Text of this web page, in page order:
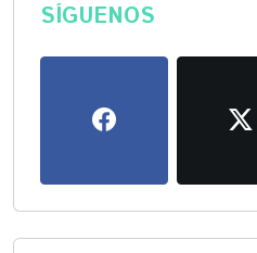
SÍGUENOS